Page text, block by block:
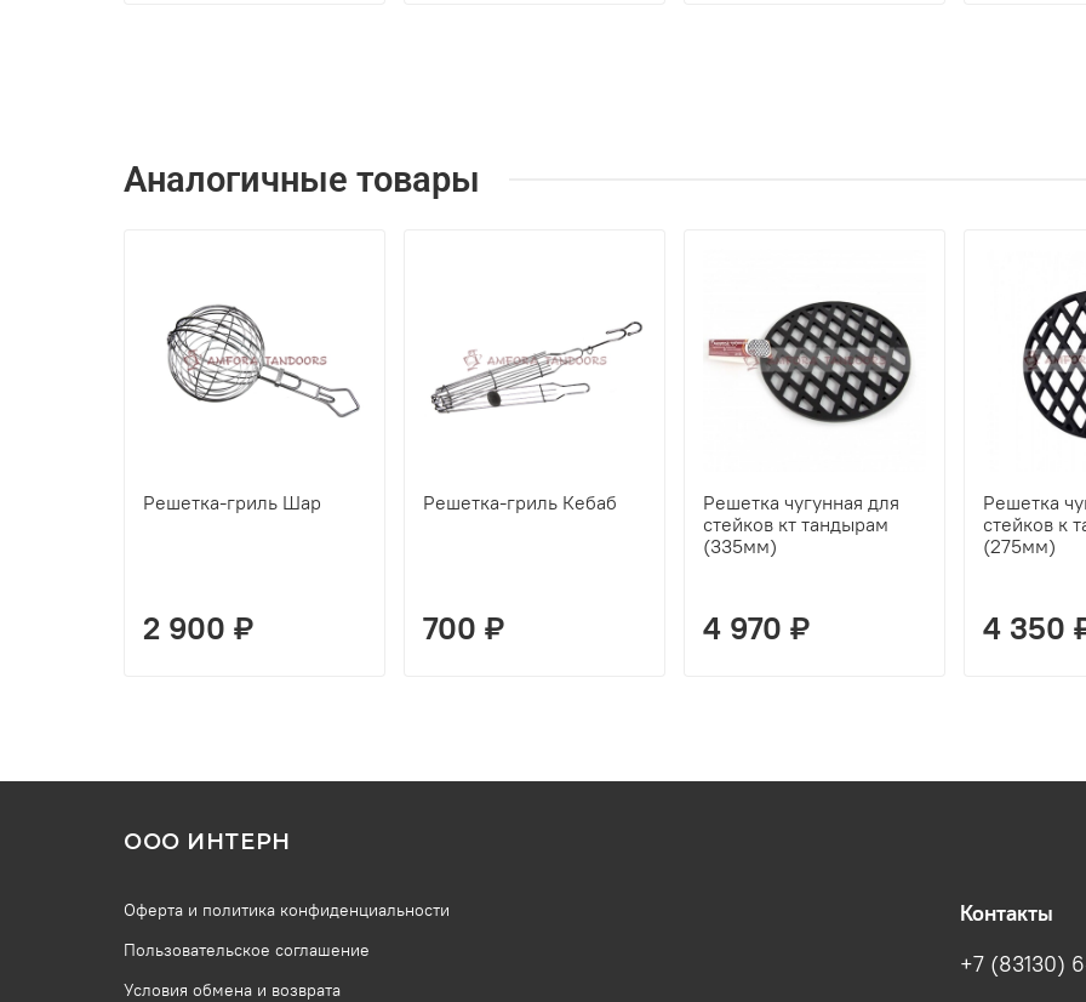
Аналогичные товары
Решетка-гриль Шар
2 900 ₽
Решетка-гриль Кебаб
700 ₽
Решетка чугунная для
стейков кт тандырам
(335мм)
4 970 ₽
Решетка
стейков к
(275мм)
4 350
ООО ИНТЕРН
Оферта и политика конфиденциальности
Пользовательское соглашение
Условия обмена и возврата
Контакты
+7 (83130)